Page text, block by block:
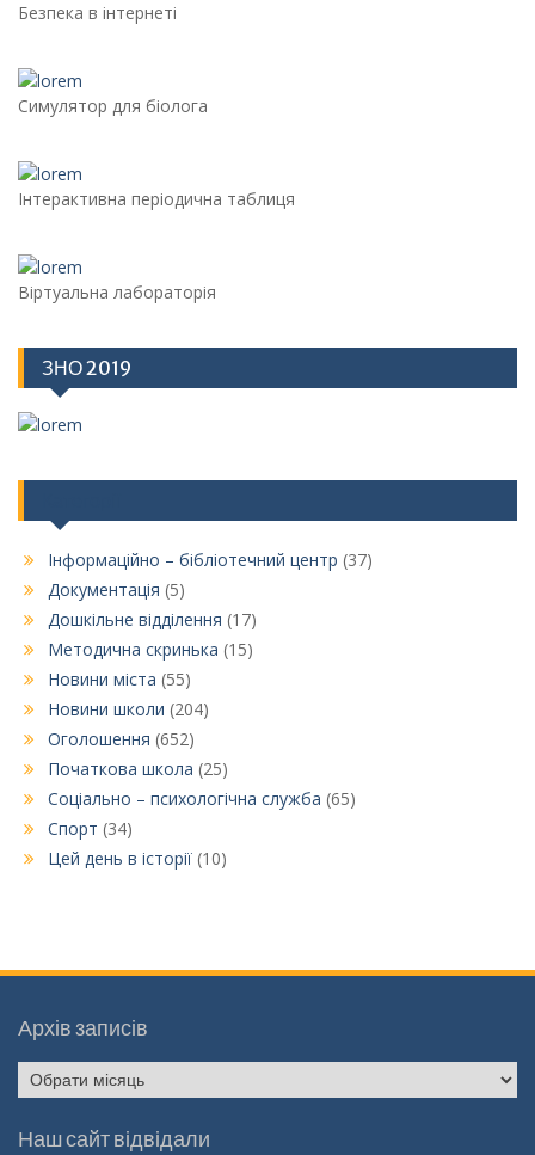
Безпека в інтернеті
Симулятор для біолога
Інтерактивна періодична таблиця
Віртуальна лабораторія
ЗНО 2019
Інформаційно – бібліотечний центр (37)
Документація (5)
Дошкільне відділення (17)
Методична скринька (15)
Новини міста (55)
Новини школи (204)
Оголошення (652)
Початкова школа (25)
Соціально – психологічна служба (65)
Спорт (34)
Цей день в історії (10)
Архів записів
Архів
записів
Наш сайт відвідали